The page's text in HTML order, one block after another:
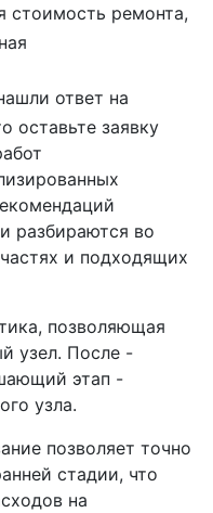
стоимость ремонта,
ответ на
оставьте заявку
разбираются во
и подходящих
позволяющая
узел. После -
этап -
узла.
позволяет точно
стадии, что
на